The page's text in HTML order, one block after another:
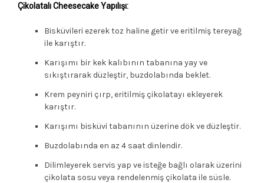
Çikolatalı Cheesecake Yapılışı:
Bisküvileri ezerek toz haline getir ve eritilmiş tereyağ
ile karıştır.
Karışımı bir kek kalıbının tabanına yay ve
sıkıştırarak düzleştir, buzdolabında beklet.
Krem peyniri çırp, eritilmiş çikolatayı ekleyerek
karıştır.
Karışımı bisküvi tabanının üzerine dök ve düzleştir.
Buzdolabında en az 4 saat dinlendir.
Dilimleyerek servis yap ve isteğe bağlı olarak üzerini
çikolata sosu veya rendelenmiş çikolata ile süsle.